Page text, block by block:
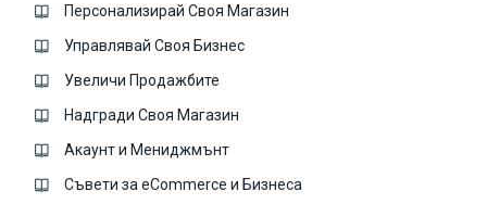
Персонализирай Своя Магазин
Управлявай Своя Бизнес
Увеличи Продажбите
Надгради Своя Магазин
Акаунт и Мениджмънт
Съвети за eCommerce и Бизнеса